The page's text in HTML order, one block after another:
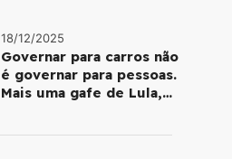
18/12/2025
Governar para carros não
é governar para pessoas.
Mais uma gafe de Lula,